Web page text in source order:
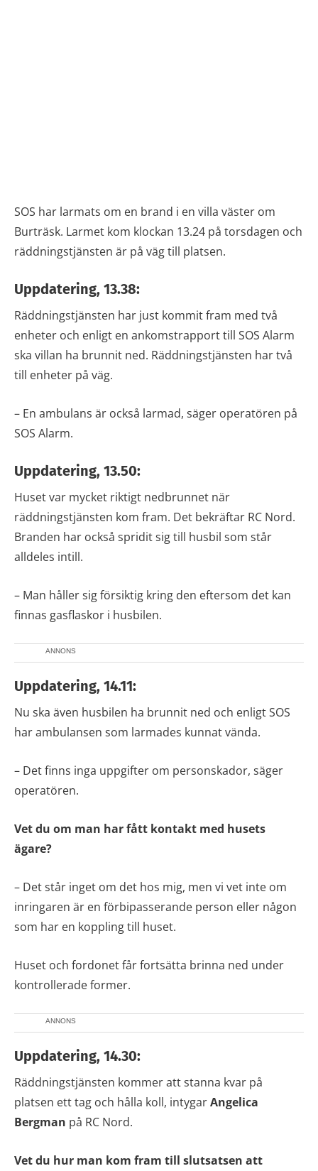
SOS har larmats om en brand i en villa väster om
Burträsk. Larmet kom klockan 13.24 på torsdagen och
räddningstjänsten är på väg till platsen.
Uppdatering, 13.38:
Räddningstjänsten har just kommit fram med två
enheter och enligt en ankomstrapport till SOS Alarm
ska villan ha brunnit ned. Räddningstjänsten har två
till enheter på väg.
– En ambulans är också larmad, säger operatören på
SOS Alarm.
Uppdatering, 13.50:
Huset var mycket riktigt nedbrunnet när
räddningstjänsten kom fram. Det bekräftar RC Nord.
Branden har också spridit sig till husbil som står
alldeles intill.
– Man håller sig försiktig kring den eftersom det kan
finnas gasflaskor i husbilen.
ANNONS
Uppdatering, 14.11:
Nu ska även husbilen ha brunnit ned och enligt SOS
har ambulansen som larmades kunnat vända.
– Det finns inga uppgifter om personskador, säger
operatören.
Vet du om man har fått kontakt med husets
ägare?
– Det står inget om det hos mig, men vi vet inte om
inringaren är en förbipasserande person eller någon
som har en koppling till huset.
Huset och fordonet får fortsätta brinna ned under
kontrollerade former.
ANNONS
Uppdatering, 14.30:
Räddningstjänsten kommer att stanna kvar på
platsen ett tag och hålla koll, intygarAngelica
Bergman på RC Nord.
Vet du hur man kom fram till slutsatsen att